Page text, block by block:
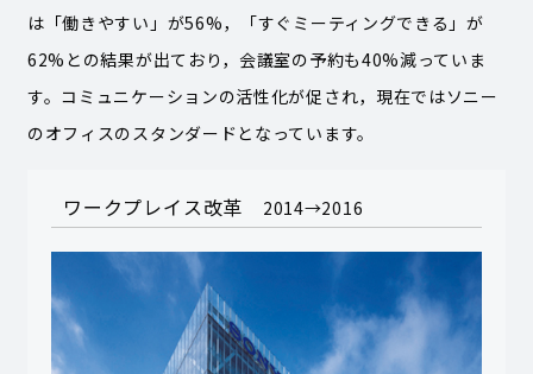
は「働きやすい」が56%，「すぐミーティングできる」が
62%との結果が出ており，会議室の予約も40%減っていま
す。コミュニケーションの活性化が促され，現在ではソニー
のオフィスのスタンダードとなっています。
ワークプレイス改革 2014→2016